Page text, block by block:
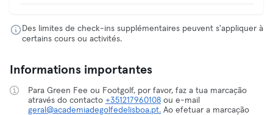
Des limites de check-ins supplémentaires peuvent s'appliquer à
certains cours ou activités.
Informations importantes
Para Green Fee ou Footgolf, por favor, faz a tua marcação
através do contacto +351217960108 ou e-mail
geral@academiadegolfedelisboa.pt. Ao efetuar a marcação